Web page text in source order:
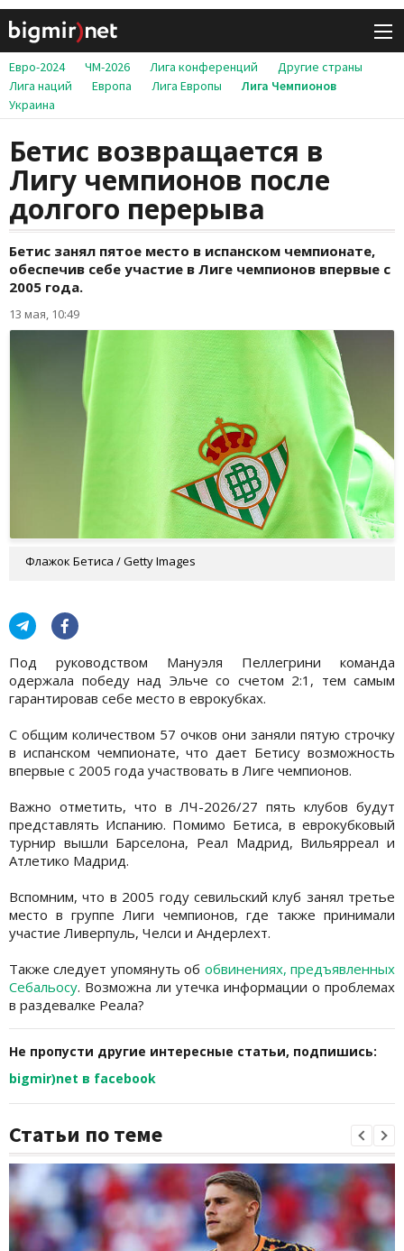
Евро-2024 ЧМ-2026 Лига конференций
Другие страны
Лига наций
Европа Лига Европы
Лига Чемпионов
Украина
Бетис возвращается в
Лигу чемпионов после
долгого перерыва
Бетис занял пятое место в испанском чемпионате,
обеспечив себе участие в Лиге чемпионов впервые с
2005 года.
13 мая, 10:49
Флажок Бетиса / Getty Images
Под руководством Мануэля Пеллегрини команда
одержала победу над Эльче со счетом 2:1, тем самым
гарантировав себе место в еврокубках.
С общим количеством 57 очков они заняли пятую строчку
в испанском чемпионате, что дает Бетису возможность
впервые с 2005 года участвовать в Лиге чемпионов.
Важно отметить, что в ЛЧ-2026/27 пять клубов будут
представлять Испанию. Помимо Бетиса, в еврокубковый
турнир вышли Барселона, Реал Мадрид, Вильярреал и
Атлетико Мадрид.
Вспомним, что в 2005 году севильский клуб занял третье
место в группе Лиги чемпионов, где также принимали
участие Ливерпуль, Челси и Андерлехт.
Также следует упомянуть об обвинениях, предъявленных
Себальосу. Возможна ли утечка информации о проблемах
в раздевалке Реала?
Не пропусти другие интересные статьи, подпишись:
bigmir)net в facebook
Статьи по теме